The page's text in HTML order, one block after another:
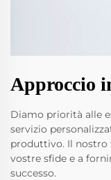
Approccio
Diamo priorità alle
servizio
produttivo. Il nostro
vostre sfide e a
successo.